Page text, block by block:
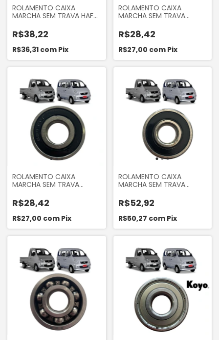
ROLAMENTO CAIXA
MARCHA SEM TRAVA HAFEI
R$38,22
R$36,31 com Pix
ROLAMENTO CAIXA
MARCHA SEM TRAVA
ORIGINAL
R$28,42
R$27,00 com Pix
ROLAMENTO CAIXA
MARCHA SEM TRAVA
R$28,42
R$27,00 com Pix
ROLAMENTO CAIXA
MARCHA SEM TRAVA
R$52,92
R$50,27 com Pix